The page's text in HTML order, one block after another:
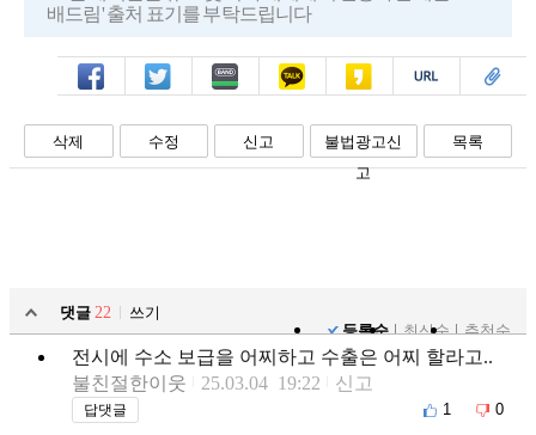
배드림' 출처 표기를 부탁드립니다
페북 트윗 밴드 카톡 카스 복사 스크랩
삭제 수정 신고
불법광고신
고
목록
댓글 22
쓰기
등록순
최신순 추천순
전시에 수소 보급을 어찌하고 수출은 어찌 할라고..
불친절한이웃
25.03.04 19:22 신고
답댓글 1 0